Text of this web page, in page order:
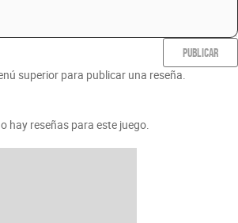
PUBLICAR
superior para publicar una reseña.
hay reseñas para este juego.